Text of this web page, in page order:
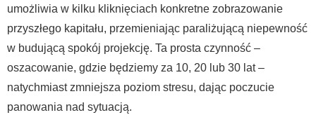
umożliwia w kilku kliknięciach konkretne zobrazowanie
przyszłego kapitału, przemieniając paraliżującą niepewność
w budującą spokój projekcję. Ta prosta czynność –
oszacowanie, gdzie będziemy za 10, 20 lub 30 lat –
natychmiast zmniejsza poziom stresu, dając poczucie
panowania nad sytuacją.